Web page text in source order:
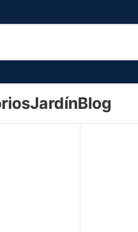
JardínBlog